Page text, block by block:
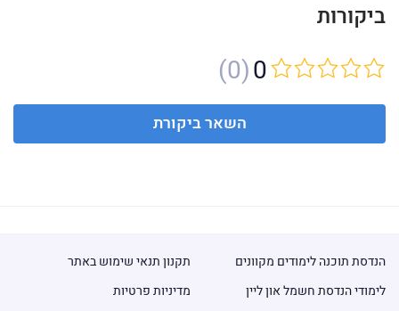
ביקורות
(0)0
השאר ביקורת
תקנון תנאי שימוש באתר
מדיניות פרטיות
הנדסת תוכנה לימודים מקוונים
לימודי הנדסת חשמל און ליין